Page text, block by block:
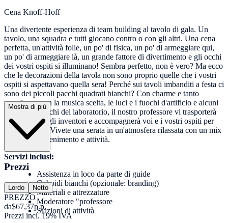
Cena Knoff-Hoff
Una divertente esperienza di team building al tavolo di gala. Un
tavolo, una squadra e tutti giocano contro o con gli altri. Una cena
perfetta, un'attività folle, un po' di fisica, un po' di armeggiare qui,
un po' di armeggiare là, un grande fattore di divertimento e gli occhi
dei vostri ospiti si illuminano! Sembra perfetto, non è vero? Ma ecco
che le decorazioni della tavola non sono proprio quelle che i vostri
ospiti si aspettavano quella sera! Perché sui tavoli imbanditi a festa ci
sono dei piccoli pacchi quadrati bianchi? Con charme e tanto
umorismo, con la musica scelta, le luci e i fuochi d'artificio e alcuni
ingegnosi trucchi del laboratorio, il nostro professore vi trasporterà
nel mondo degli inventori e accompagnerà voi e i vostri ospiti per
tutta la serata. Vivete una serata in un'atmosfera rilassata con un mix
di cena, intrattenimento e attività.
Servizi inclusi:
Assistenza in loco da parte di guide
Cuboidi bianchi (opzionale: branding)
Materiali e attrezzature
Moderatore "professore
Stazioni di attività
Mostra di più
Prezzi
Lordo Netto
PREZZO
da$67,37p.p.
Prezzi incl. 19% IVA